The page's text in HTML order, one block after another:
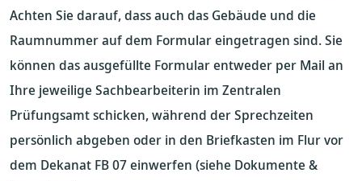
Achten Sie darauf, dass auch das Gebäude und die
Raumnummer auf dem Formular eingetragen sind. Sie
können das ausgefüllte Formular entweder per Mail an
Ihre jeweilige Sachbearbeiterin im Zentralen
Prüfungsamt schicken, während der Sprechzeiten
persönlich abgeben oder in den Briefkasten im Flur vor
dem Dekanat FB 07 einwerfen (siehe Dokumente &